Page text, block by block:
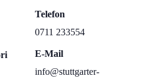
Telefon
0711 233554
E-Mail
info@stuttgarter-